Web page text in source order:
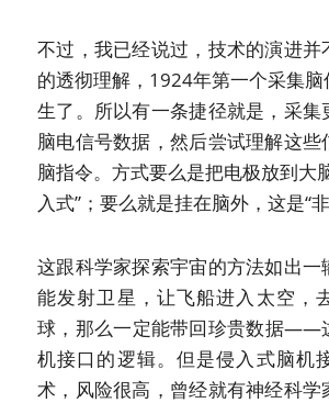
不过，我已经说过，技术的演进并
的透彻理解，1924年第一个采集
生了。所以有一条捷径就是，采集
脑电信号数据，然后尝试理解这些
脑指令。方式要么是把电极放到大
入式”；要么就是挂在脑外，这是“非
这跟科学家探索宇宙的方法如出一
能发射卫星，让飞船进入太空，
球，那么一定能带回珍贵数据——
机接口的逻辑。但是侵入式脑机
术，风险很高，曾经就有神经科学